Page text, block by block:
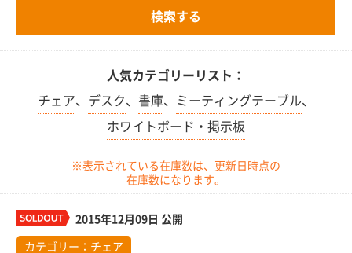
人気カテゴリーリスト：
チェア、 デスク、 書庫、 ミーティングテーブル、
ホワイトボード・掲示板
※表示されている在庫数は、更新日時点の
在庫数になります。
2015年12月09日 公開
カテゴリー： チェア